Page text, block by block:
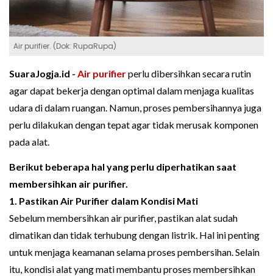
Air purifier. (Dok: RupaRupa)
SuaraJogja.id - Air purifierperlu dibersihkan secara rutin
agar dapat bekerja dengan optimal dalam menjaga kualitas
udara di dalam ruangan. Namun, proses pembersihannya juga
perlu dilakukan dengan tepat agar tidak merusak komponen
pada alat.
Berikut beberapa hal yang perlu diperhatikan saat
membersihkan air purifier.
1. Pastikan Air Purifier dalam Kondisi Mati
Sebelum membersihkan air purifier, pastikan alat sudah
dimatikan dan tidak terhubung dengan listrik. Hal ini penting
untuk menjaga keamanan selama proses pembersihan. Selain
itu, kondisi alat yang mati membantu proses membersihkan